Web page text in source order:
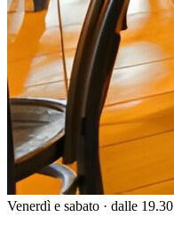
Venerdì e sabato · dalle 19.30